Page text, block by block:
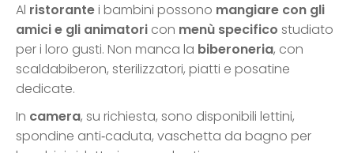
Al ristorantei bambini possono mangiare con gli
amici e gli animatori con menù specifico studiato
per i loro gusti. Non manca la biberoneria, con
scaldabiberon, sterilizzatori, piatti e posatine
dedicate.
In camera, su richiesta, sono disponibili lettini,
spondine anti‑caduta, vaschetta da bagno per